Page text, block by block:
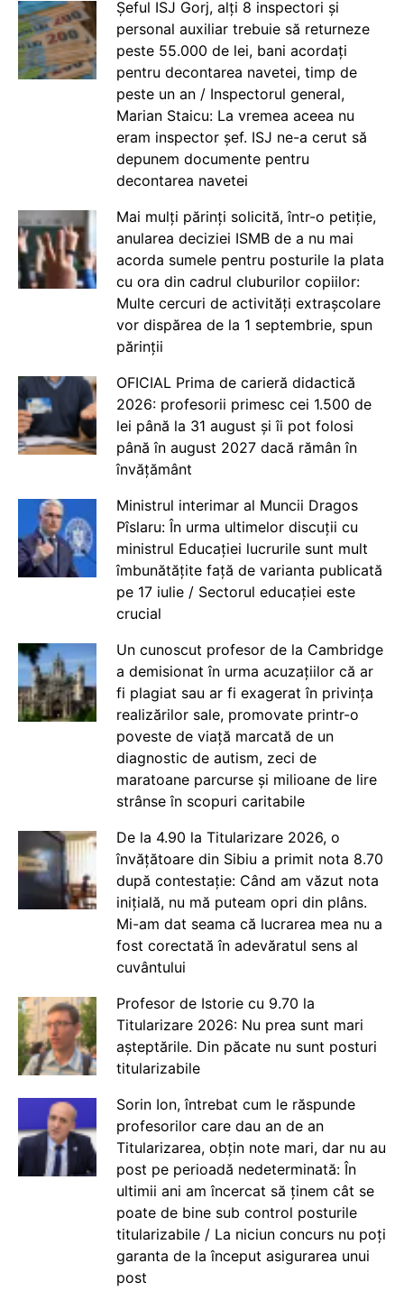
Șeful ISJ Gorj, alți 8 inspectori și
personal auxiliar trebuie să returneze
peste 55.000 de lei, bani acordați
pentru decontarea navetei, timp de
peste un an / Inspectorul general,
Marian Staicu: La vremea aceea nu
eram inspector șef. ISJ ne-a cerut să
depunem documente pentru
decontarea navetei
Mai mulți părinți solicită, într-o petiție,
anularea deciziei ISMB de a nu mai
acorda sumele pentru posturile la plata
cu ora din cadrul cluburilor copiilor:
Multe cercuri de activități extrașcolare
vor dispărea de la 1 septembrie, spun
părinții
OFICIAL Prima de carieră didactică
2026: profesorii primesc cei 1.500 de
lei până la 31 august și îi pot folosi
până în august 2027 dacă rămân în
învățământ
Ministrul interimar al Muncii Dragos
Pîslaru: În urma ultimelor discuții cu
ministrul Educației lucrurile sunt mult
îmbunătățite față de varianta publicată
pe 17 iulie / Sectorul educației este
crucial
Un cunoscut profesor de la Cambridge
a demisionat în urma acuzațiilor că ar
fi plagiat sau ar fi exagerat în privința
realizărilor sale, promovate printr-o
poveste de viață marcată de un
diagnostic de autism, zeci de
maratoane parcurse și milioane de lire
strânse în scopuri caritabile
De la 4.90 la Titularizare 2026, o
învățătoare din Sibiu a primit nota 8.70
după contestație: Când am văzut nota
inițială, nu mă puteam opri din plâns.
Mi-am dat seama că lucrarea mea nu a
fost corectată în adevăratul sens al
cuvântului
Profesor de Istorie cu 9.70 la
Titularizare 2026: Nu prea sunt mari
așteptările. Din păcate nu sunt posturi
titularizabile
Sorin Ion, întrebat cum le răspunde
profesorilor care dau an de an
Titularizarea, obțin note mari, dar nu au
post pe perioadă nedeterminată: În
ultimii ani am încercat să ținem cât se
poate de bine sub control posturile
titularizabile / La niciun concurs nu poți
garanta de la început asigurarea unui
post